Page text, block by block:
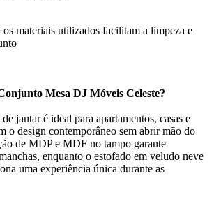
os materiais utilizados facilitam a limpeza e
Mesa DJ Móveis Celeste?
jantar é ideal para apartamentos, casas e
o design contemporâneo sem abrir mão do
de MDP e MDF no tampo garante
enquanto o estofado em veludo neve
uma experiência única durante as